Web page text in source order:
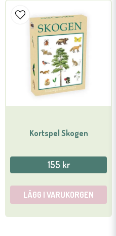
Kortspel Skogen
155 kr
LÄGG I VARUKORGEN